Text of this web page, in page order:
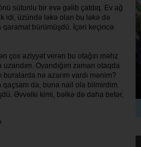
sütunlu bir evə gəlib çatdıq. Ev ağ
idi, üzündə ləkə olan bu ləkə də
qaramat bürümüşdü. İçəri keçin­cə
çox əziyyət verən bu otağın məhz
uzandım. Oyandığım zaman otaqda
nə azarım vardı mənim?
qaçsam da, buna nail ola bil­mirdim.
Əvvəlki kimi, bəlkə də daha betər,